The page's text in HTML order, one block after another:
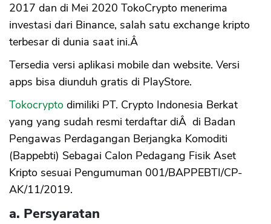
2017 dan di Mei 2020 TokoCrypto menerima
investasi dari Binance, salah satu exchange kripto
terbesar di dunia saat ini.Â
Tersedia versi aplikasi mobile dan website. Versi
apps bisa diunduh gratis di PlayStore.
Tokocrypto dimiliki PT. Crypto Indonesia Berkat
yang yang sudah resmi terdaftar diÂ di Badan
Pengawas Perdagangan Berjangka Komoditi
(Bappebti) Sebagai Calon Pedagang Fisik Aset
Kripto sesuai Pengumuman 001/BAPPEBTI/CP-
AK/11/2019.
a. Persyaratan